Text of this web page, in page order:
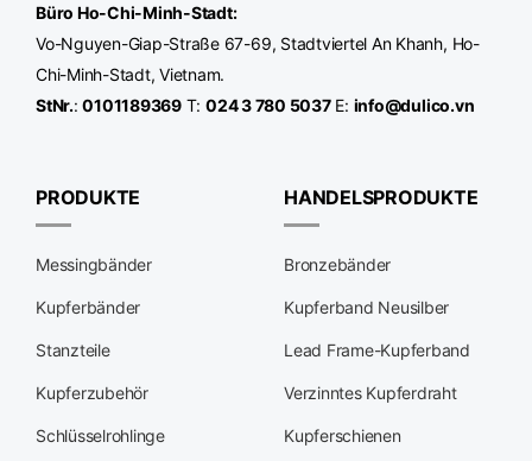
Büro Ho-Chi-Minh-Stadt:
Vo-Nguyen-Giap-Straße 67-69, Stadtviertel An Khanh, Ho-
Chi-Minh-Stadt, Vietnam.
StNr.:0101189369T: 024 3 780 5037E: info@dulico.vn
PRODUKTE
Messingbänder
Kupferbänder
Stanzteile
Kupferzubehör
Schlüsselrohlinge
HANDELSPRODUKTE
Bronzebänder
Kupferband Neusilber
Lead Frame-Kupferband
Verzinntes Kupferdraht
Kupferschienen